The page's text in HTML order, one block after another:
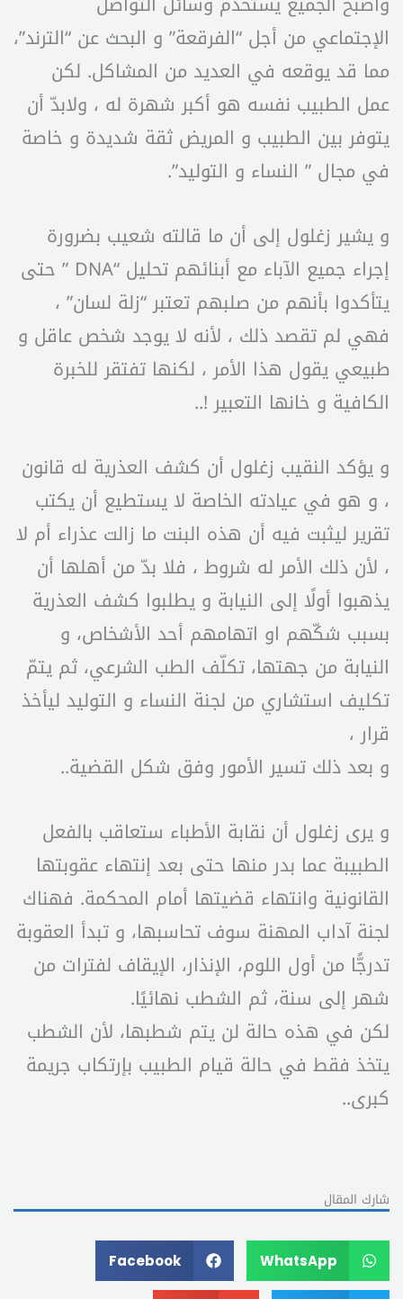
الإجتماعي من أجل “الفرقعة” و البحث عن “الترند”،
مما قد يوقعه في العديد من المشاكل. لكن
عمل الطبيب نفسه هو أكبر شهرة له ، ولابدّ أن
يتوفر بين الطبيب و المريض ثقة شديدة و خاصة
في مجال ” النساء و التوليد”.
و يشير زغلول إلى أن ما قالته شعيب بضرورة
إجراء جميع الآباء مع أبنائهم تحليل “DNA ” حتى
يتأكدوا بأنهم من صلبهم تعتبر “زلة لسان” ،
فهي لم تقصد ذلك ، لأنه لا يوجد شخص عاقل و
طبيعي يقول هذا الأمر ، لكنها تفتقر للخبرة
الكافية و خانها التعبير !..
و يؤكد النقيب زغلول أن كشف العذرية له قانون
، و هو في عيادته الخاصة لا يستطيع أن يكتب
تقرير ليثبت فيه أن هذه البنت ما زالت عذراء أم لا
، لأن ذلك الأمر له شروط ، فلا بدّ من أهلها أن
يذهبوا أولًا إلى النيابة و يطلبوا كشف العذرية
بسبب شكّهم او اتهامهم أحد الأشخاص، و
النيابة من جهتها، تكلّف الطب الشرعي، ثم يتمّ
تكليف استشاري من لجنة النساء و التوليد ليأخذ
قرار ،
و بعد ذلك تسير الأمور وفق شكل القضية..
و يرى زغلول أن نقابة الأطباء ستعاقب بالفعل
الطبيبة عما بدر منها حتى بعد إنتهاء عقوبتها
القانونية وانتهاء قضيتها أمام المحكمة. فهناك
لجنة آداب المهنة سوف تحاسبها، و تبدأ العقوبة
تدرجًّا من أول اللوم، الإنذار، الإيقاف لفترات من
شهر إلى سنة، ثم الشطب نهائيًا.
لكن في هذه حالة لن يتم شطبها، لأن الشطب
يتخذ فقط في حالة قيام الطبيب بإرتكاب جريمة
كبرى..
شارك المقال
WhatsApp
Facebook